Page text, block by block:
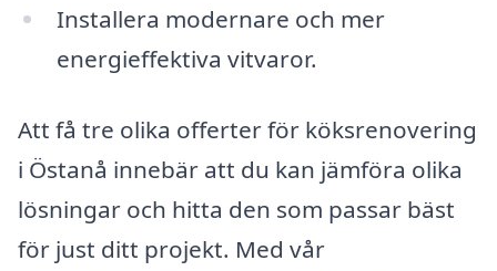
Installera modernare och mer
energieffektiva vitvaror.
Att få tre olika offerter för köksrenovering
i Östanå innebär att du kan jämföra olika
lösningar och hitta den som passar bäst
för just ditt projekt. Med vår